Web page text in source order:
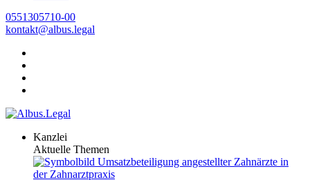
0551305710-00
kontakt@albus.legal
Kanzlei
Aktuelle Themen